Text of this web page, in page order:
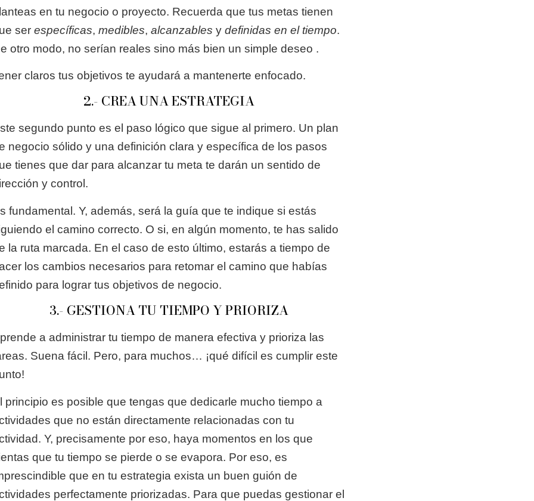
en tu negocio o proyecto. Recuerda que tus metas tienen
ser específicas, medibles, alcanzables y definidas en el tiempo.
otro modo, no serían reales sino más bien un simple deseo .
claros tus objetivos te ayudará a mantenerte enfocado.
2.- CREA UNA ESTRATEGIA
segundo punto es el paso lógico que sigue al primero. Un plan
negocio sólido y una definición clara y específica de los pasos
tienes que dar para alcanzar tu meta te darán un sentido de
y control.
fundamental. Y, además, será la guía que te indique si estás
el camino correcto. O si, en algún momento, te has salido
la ruta marcada. En el caso de esto último, estarás a tiempo de
los cambios necesarios para retomar el camino que habías
para lograr tus objetivos de negocio.
3.- GESTIONA TU TIEMPO Y PRIORIZA
a administrar tu tiempo de manera efectiva y prioriza las
Suena fácil. Pero, para muchos… ¡qué difícil es cumplir este
principio es posible que tengas que dedicarle mucho tiempo a
que no están directamente relacionadas con tu
Y, precisamente por eso, haya momentos en los que
que tu tiempo se pierde o se evapora. Por eso, es
que en tu estrategia exista un buen guión de
perfectamente priorizadas. Para que puedas gestionar el